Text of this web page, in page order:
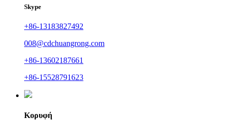
Skype
+86-13183827492
008@cdchuangrong.com
+86-13602187661
+86-15528791623
Κορυφή